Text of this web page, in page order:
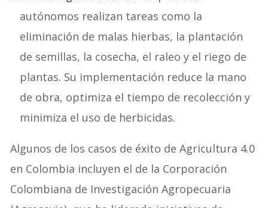
autónomos realizan tareas como la
eliminación de malas hierbas, la plantación
de semillas, la cosecha, el raleo y el riego de
plantas. Su implementación reduce la mano
de obra, optimiza el tiempo de recolección y
minimiza el uso de herbicidas.
Algunos de los casos de éxito de Agricultura 4.0
en Colombia incluyen el de la Corporación
Colombiana de Investigación Agropecuaria